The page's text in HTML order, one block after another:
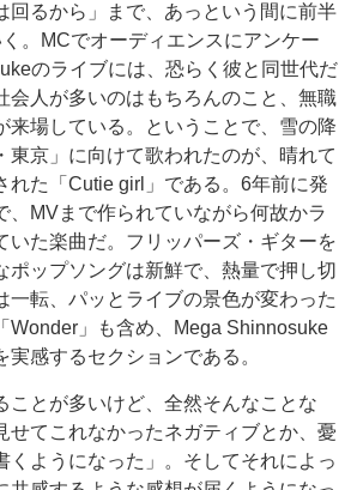
るから」まで、あっという間に前半
。MCでオーディエンスにアンケー
のライブには、恐らく彼と同世代だ
会人が多いのはもちろんのこと、無職
来場している。ということで、雪の降
東京」に向けて歌われたのが、晴れて
れた「Cutie girl」である。6年前に発
、MVまで作られていながら何故かラ
いた楽曲だ。フリッパーズ・ギターを
ポップソングは新鮮で、熱量で押し切
一転、パッとライブの景色が変わった
Wonder」も含め、Mega Shinnosuke
感するセクションである。
とが多いけど、全然そんなことな
せてこれなかったネガティブとか、憂
くようになった」。そしてそれによっ